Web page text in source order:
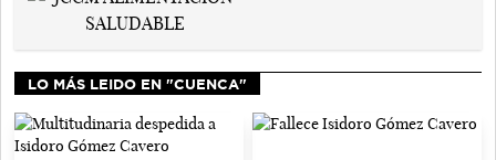
LO MÁS LEIDO EN "CUENCA"